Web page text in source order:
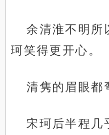
余清淮不明所
珂笑得更开心。
清隽的眉眼都
宋珂后半程几